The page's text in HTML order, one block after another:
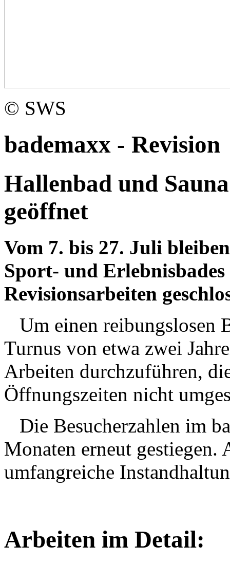
© SWS
bademaxx - Revision
Hallenbad und
geöffnet
Vom 7. bis 27. Juli
Sport- und Erlebnisbades
Revisionsarbeiten
Um einen reibungslosen
Turnus von etwa zwei
Arbeiten durchzuführen,
Öffnungszeiten nicht
Die Besucherzahlen im
Monaten erneut gestiegen.
umfangreiche
Arbeiten im Detail: